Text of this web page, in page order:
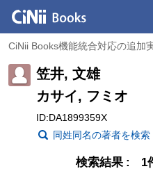
CiNii Books機能統合対応の追加
笠井, 文雄
カサイ, フミオ
ID:DA1899359X
同姓同名の著者を検索
検索結果 1